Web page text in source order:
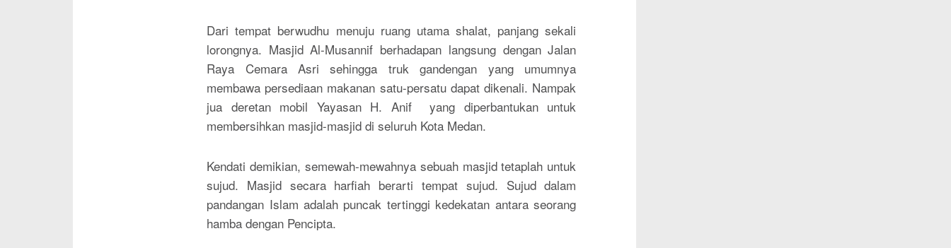
Dari tempat berwudhu menuju ruang utama shalat, panjang sekali
lorongnya. Masjid Al-Musannif berhadapan langsung dengan Jalan
Raya Cemara Asri sehingga truk gandengan yang umumnya
membawa persediaan makanan satu-persatu dapat dikenali. Nampak
jua deretan mobil Yayasan H. Anif yang diperbantukan untuk
membersihkan masjid-masjid di seluruh Kota Medan.
Kendati demikian, semewah-mewahnya sebuah masjid tetaplah untuk
sujud. Masjid secara harfiah berarti tempat sujud. Sujud dalam
pandangan Islam adalah puncak tertinggi kedekatan antara seorang
hamba dengan Pencipta.